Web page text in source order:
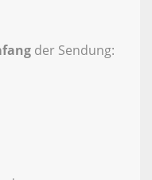
der Sendung: